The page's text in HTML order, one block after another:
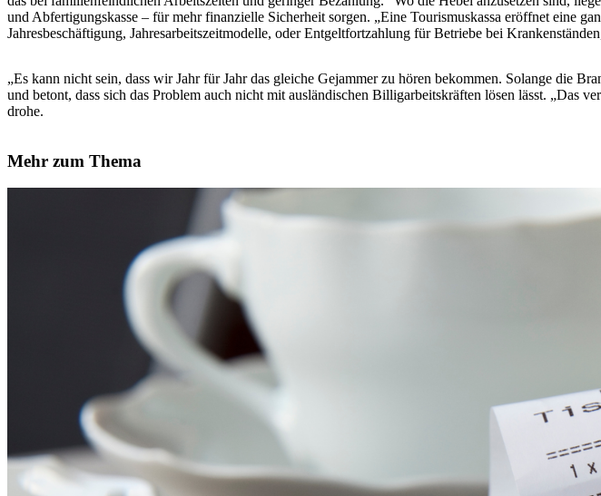
und Abfertigungskasse – für mehr finanzielle Sicherheit sorgen. „Eine Tourismuskassa eröffnet eine
Jahresbeschäftigung, Jahresarbeitszeitmodelle, oder Entgeltfortzahlung für Betriebe bei
„Es kann nicht sein, dass wir Jahr für Jahr das gleiche Gejammer zu hören bekommen. Solange die
und betont, dass sich das Problem auch nicht mit ausländischen Billigarbeitskräften lösen lässt. „Das
drohe.
Mehr zum Thema